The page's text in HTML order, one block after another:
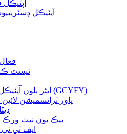
آپٽيڪل
ٽيسٽ
ايئر بلون آپٽيڪل ڪيبل حل (GCYFY)
پاور ٽرانسميشن
بيڪ بون نيٽ
ايف ٽي